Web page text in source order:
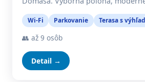
Wi-Fi Parkovanie Terasa s
👥 až 9 osôb
Detail →